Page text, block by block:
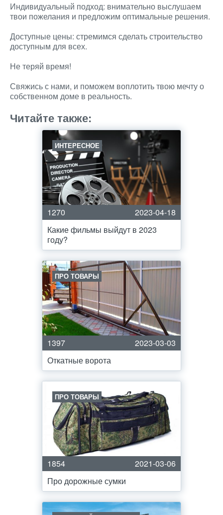
Индивидуальный подход: внимательно выслушаем
твои пожелания и предложим оптимальные решения.
Доступные цены: стремимся сделать строительство
доступным для всех.
Не теряй время!
Свяжись с нами, и поможем воплотить твою мечту о
собственном доме в реальность.
Читайте также:
ИНТЕРЕСНОЕ
1270
2023-04-18
Какие фильмы выйдут в 2023
году?
ПРО ТОВАРЫ
1397
2023-03-03
Откатные ворота
ПРО ТОВАРЫ
1854
2021-03-06
Про дорожные сумки